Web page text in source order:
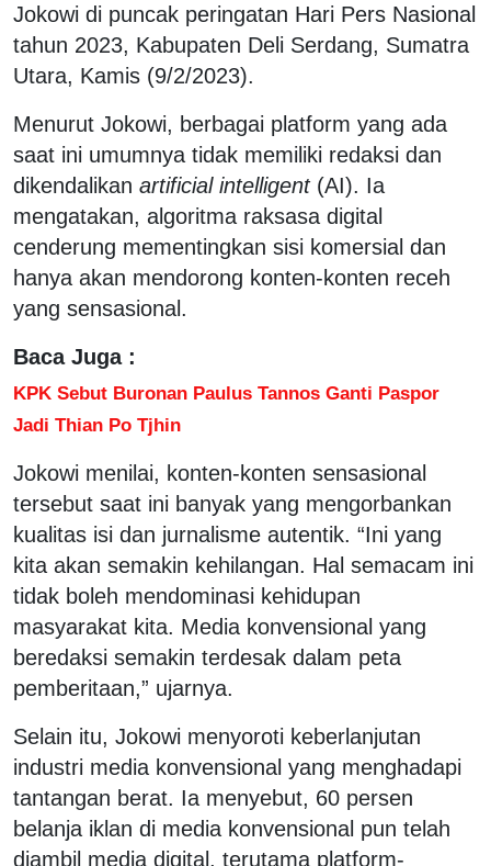
Jokowi di puncak peringatan Hari Pers Nasional
tahun 2023, Kabupaten Deli Serdang, Sumatra
Utara, Kamis (9/2/2023).
Menurut Jokowi, berbagai platform yang ada
saat ini umumnya tidak memiliki redaksi dan
dikendalikan artificial intelligent(AI). Ia
mengatakan, algoritma raksasa digital
cenderung mementingkan sisi komersial dan
hanya akan mendorong konten-konten receh
yang sensasional.
Baca Juga :
KPK Sebut Buronan Paulus Tannos Ganti Paspor
Jadi Thian Po Tjhin
Jokowi menilai, konten-konten sensasional
tersebut saat ini banyak yang mengorbankan
kualitas isi dan jurnalisme autentik. “Ini yang
kita akan semakin kehilangan. Hal semacam ini
tidak boleh mendominasi kehidupan
masyarakat kita. Media konvensional yang
beredaksi semakin terdesak dalam peta
pemberitaan,” ujarnya.
Selain itu, Jokowi menyoroti keberlanjutan
industri media konvensional yang menghadapi
tantangan berat. Ia menyebut, 60 persen
belanja iklan di media konvensional pun telah
diambil media digital, terutama platform-